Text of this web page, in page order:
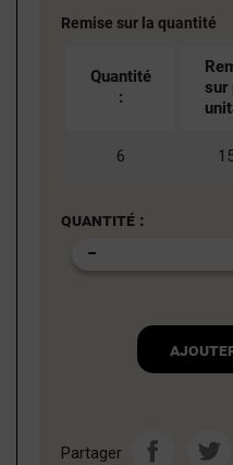
Remise sur la quantité
Quantité
:
sur
6
Quantité :
Partager